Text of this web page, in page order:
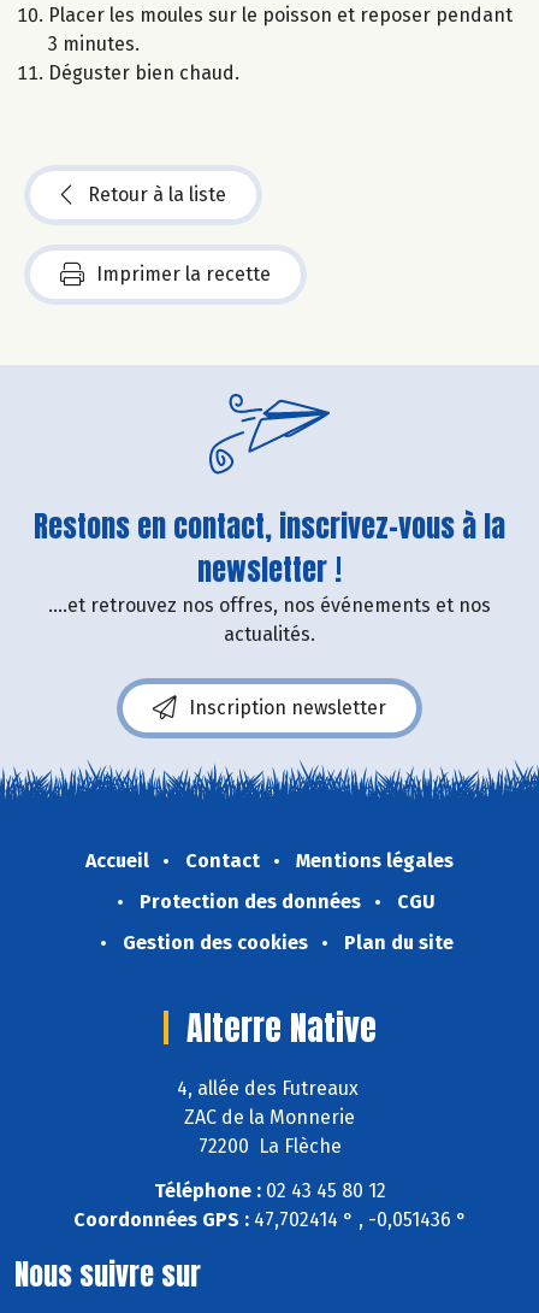
Placer les moules sur le poisson et reposer pendant
3 minutes.
Déguster bien chaud.
Retour à la liste
Imprimer la recette
Restons en contact, inscrivez-vous à la
newsletter !
....et retrouvez nos offres, nos événements et nos
actualités.
Inscription newsletter
Accueil Contact
Mentions légales
Protection des données
CGU
Gestion des cookies
Plan du site
Alterre Native
4, allée des Futreaux
ZAC de la Monnerie
72200 La Flèche
Téléphone :02 43 45 80 12
Coordonnées GPS :47,702414 ° , -0,051436 °
Nous suivre sur